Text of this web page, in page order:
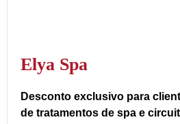
Elya Spa
Desconto exclusivo para
de tratamentos de spa e